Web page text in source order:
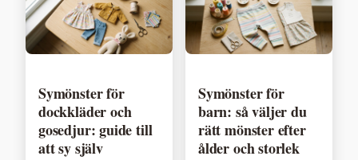
Symönster för
dockkläder och
gosedjur: guide till
att sy själv
Symönster för
barn: så väljer du
rätt mönster efter
ålder och storlek